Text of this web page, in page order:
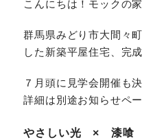
こんにちは！モックの
群馬県みどり市大間々
した新築平屋住宅、完
７月頭に見学会開催も決
詳細は別途お知らせペ
やさしい光 × 漆喰